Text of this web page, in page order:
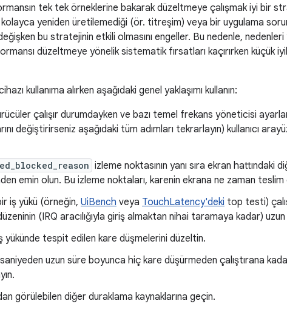
tek tek örneklerine bakarak düzeltmeye çalışmak iyi bir
yeniden üretilemediği (ör. titreşim) veya bir uygulama
bu stratejinin etkili olmasını engeller. Bu nedenle, nedenleri
düzeltmeye yönelik sistematik fırsatları kaçırırken küçük
kullanıma alırken aşağıdaki genel yaklaşımı kullanın:
çalışır durumdayken ve bazı temel frekans yöneticisi
değiştirirseniz aşağıdaki tüm adımları tekrarlayın) kullanıcı
izleme noktasının yanı sıra ekran hattındaki
emin olun. Bu izleme noktaları, karenin ekrana ne zaman
iş yükü (örneğin, UiBench veya TouchLatency'deki top testi)
(IRQ aracılığıyla giriş almaktan nihai taramaya kadar) uzun
yükünde tespit edilen kare düşmelerini düzeltin.
uzun süre boyunca hiç kare düşürmeden çalıştırana
görülebilen diğer duraklama kaynaklarına geçin.